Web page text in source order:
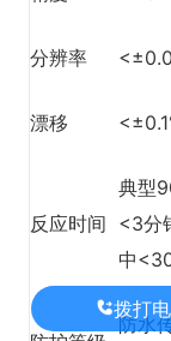
分辨率
漂移
反应时间
典型
<3分
中
防水
拨打